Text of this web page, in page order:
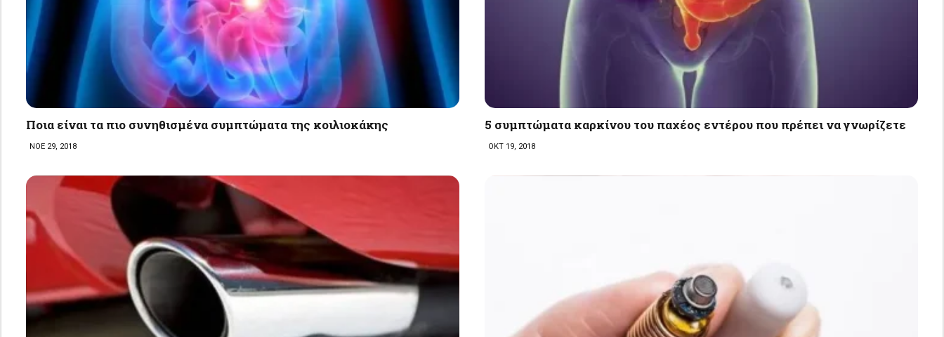
Ποια είναι τα πιο συνηθισμένα συμπτώματα της κοιλιοκάκης
ΝΟΕ 29, 2018
5 συμπτώματα καρκίνου του παχέος εντέρου που πρέπει να γνωρίζετε
ΟΚΤ 19, 2018